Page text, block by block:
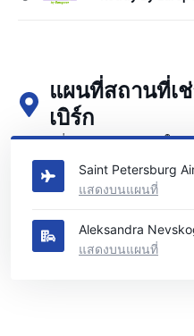
แผนที่สถานที่เ
เบิร์ก
ดูสถานที่เช่ารถหลักของเราในเ
Saint Petersburg
แสดงบนแผนที่
Aleksandra
แสดงบนแผนที่